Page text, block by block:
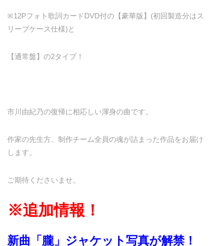
※12Pフォト歌詞カードDVD付の【豪華版】(初回製造分はス
リーブケース仕様)と
【通常盤】の2タイプ！
市川由紀乃の復帰に相応しい渾身の曲です。
作家の先生方、制作チーム全員の魂が詰まった作品をお届け
します。
ご期待くださいませ。
※追加情報！
新曲「朧」ジャケット写真が解禁！